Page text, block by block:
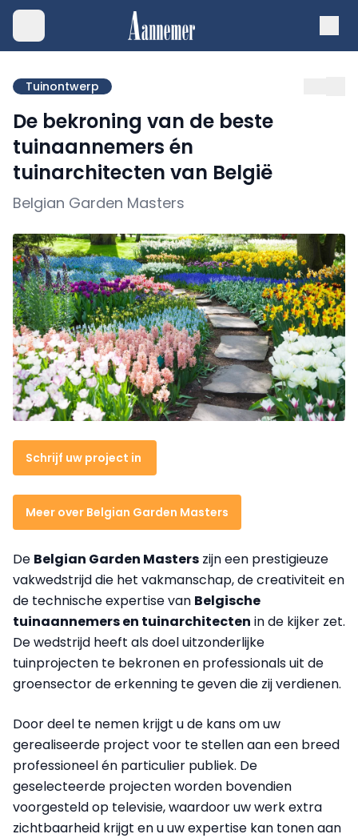
Tuinontwerp
De bekroning van de beste
tuinaannemers én
tuinarchitecten van België
Belgian Garden Masters
Schrijf uw project in
Meer over Belgian Garden Masters
De Belgian Garden Masters zijn een prestigieuze
vakwedstrijd die het vakmanschap, de creativiteit en
de technische expertise van Belgische
tuinaannemers en tuinarchitecten in de kijker zet.
De wedstrijd heeft als doel uitzonderlijke
tuinprojecten te bekronen en professionals uit de
groensector de erkenning te geven die zij verdienen.
Door deel te nemen krijgt u de kans om uw
gerealiseerde project voor te stellen aan een breed
professioneel én particulier publiek. De
geselecteerde projecten worden bovendien
voorgesteld op televisie, waardoor uw werk extra
zichtbaarheid krijgt en u uw expertise kan tonen aan